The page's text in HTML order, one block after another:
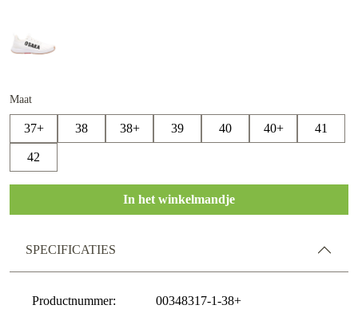
Maat
37+ 38 38+ 39 40 40+ 41
42
In het winkelmandje
SPECIFICATIES
Productnummer: 00348317-1-38+